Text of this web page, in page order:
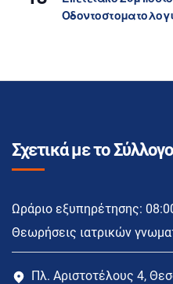
Σχετικά με το Σύλλογο
Ωράριο εξυπηρέτησης:
Θεωρήσεις ιατρικών
Πλ. Αριστοτέλους 4,